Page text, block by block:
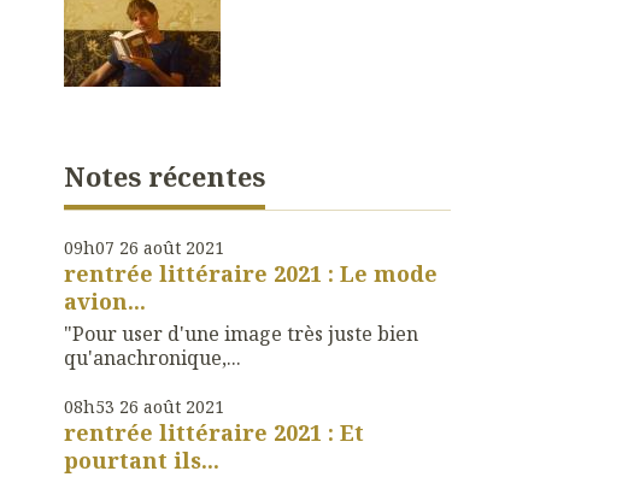
Notes récentes
09h07 26 août 2021
rentrée littéraire 2021 : Le mode
avion...
"Pour user d'une image très juste bien
qu'anachronique,...
08h53 26 août 2021
rentrée littéraire 2021 : Et
pourtant ils...